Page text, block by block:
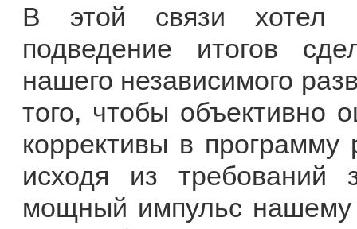
В этой связи хотел
подведение итогов
нашего независимого
того, чтобы объективно
коррективы в
исходя из требований
мощный импульс нашему